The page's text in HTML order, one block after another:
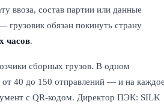
ввоза, состав партии или данные
грузовик обязан покинуть страну
часов.
сборных грузов. В одном
40 до 150 отправлений — и на
с QR-кодом. Директор ПЭК: SILK